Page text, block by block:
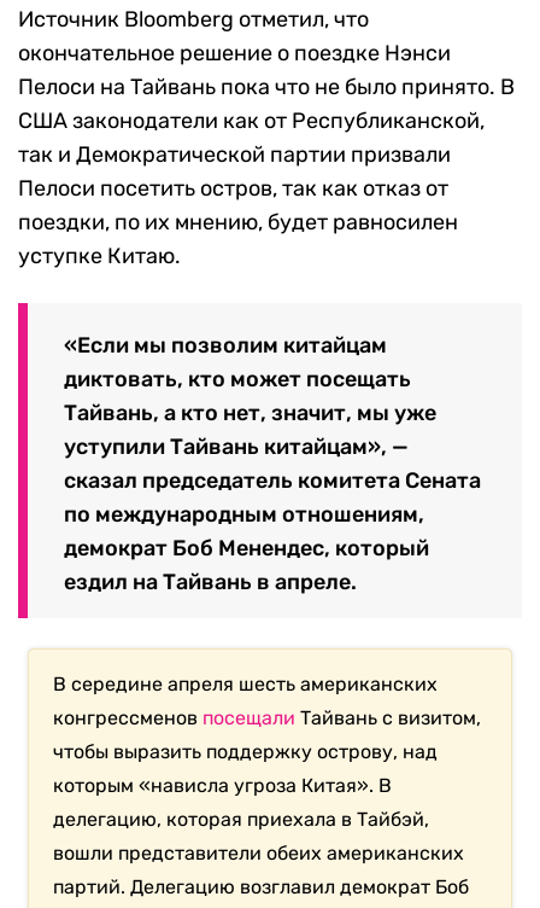
Источник Bloomberg отметил, что
окончательное решение о поездке Нэнси
Пелоси на Тайвань пока что не было принято. В
США законодатели как от Республиканской,
так и Демократической партии призвали
Пелоси посетить остров, так как отказ от
поездки, по их мнению, будет равносилен
уступке Китаю.
«Если мы позволим китайцам
диктовать, кто может посещать
Тайвань, а кто нет, значит, мы уже
уступили Тайвань китайцам», —
сказал председатель комитета Сената
по международным отношениям,
демократ Боб Менендес, который
ездил на Тайвань в апреле.
В середине апреля шесть американских
конгрессменов посещали Тайвань с визитом,
чтобы выразить поддержку острову, над
которым «нависла угроза Китая». В
делегацию, которая приехала в Тайбэй,
вошли представители обеих американских
партий. Делегацию возглавил демократ Боб